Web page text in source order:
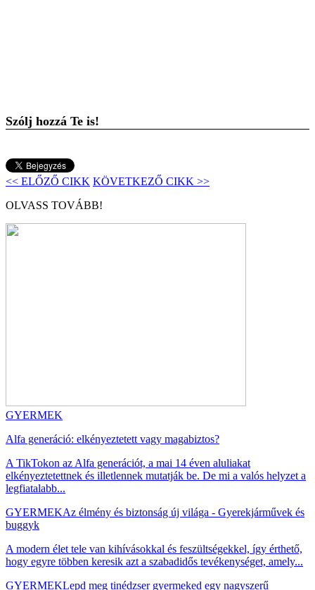
Szólj hozzá Te is!
<< ELŐZŐ CIKK KÖVETKEZŐ CIKK >>
OLVASS TOVÁBB!
GYERMEK
Alfa generáció: elkényeztetett vagy magabiztos?
A TikTokon az Alfa generációt, a mai 14 éven aluliakat
elkényeztetettnek és illetlennek mutatják be. De mi a valós helyzet a
legfiatalabb...
GYERMEKAz élmény és biztonság új világa - Gyerekjárművek és
buggyk
A modern élet tele van kihívásokkal és feszültségekkel, így érthető,
hogy egyre többen keresik azt a szabadidős tevékenységet, amely...
GYERMEKLepd meg tinédzser gyermeked egy nagyszerű